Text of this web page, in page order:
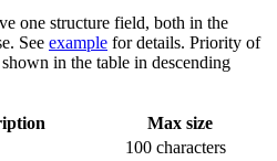
one structure field, both in the
See example for details. Priority of
in the table in descending
Max size
100 characters